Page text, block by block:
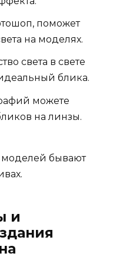
поможет
на моделях.
света в свете
блика.
можете
на линзы.
моделей бывают
и